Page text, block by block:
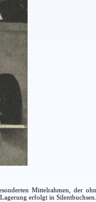
Mittelrahmen, der
erfolgt in Silentbuchsen.